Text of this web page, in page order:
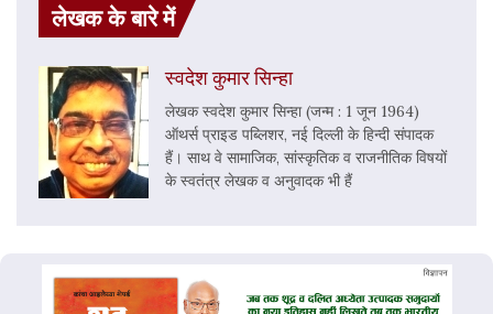
लेखक के बारे में
स्वदेश कुमार सिन्हा
लेखक स्वदेश कुमार सिन्हा (जन्म : 1 जून 1964)
ऑथर्स प्राइड पब्लिशर, नई दिल्ली के हिन्दी संपादक
हैं। साथ वे सामाजिक, सांस्कृतिक व राजनीतिक विषयों
के स्वतंत्र लेखक व अनुवादक भी हैं